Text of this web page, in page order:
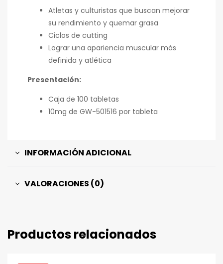
Atletas y culturistas que buscan mejorar
su rendimiento y quemar grasa
Ciclos de cutting
Lograr una apariencia muscular más
definida y atlética
Presentación:
Caja de 100 tabletas
10mg de GW-501516 por tableta
INFORMACIÓN ADICIONAL
VALORACIONES (0)
Productos relacionados